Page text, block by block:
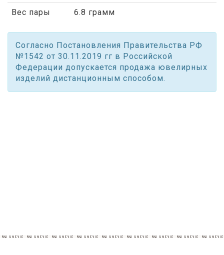
Вес пары 6.8 грамм
Согласно Постановления Правительства РФ
№1542 от 30.11.2019 гг в Российской
Федерации допускается продажа ювелирных
изделий дистанционным способом.